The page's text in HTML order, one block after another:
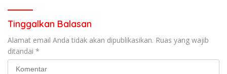
Tinggalkan Balasan
Alamat email Anda tidak akan dipublikasikan. Ruas yang wajib
ditandai *